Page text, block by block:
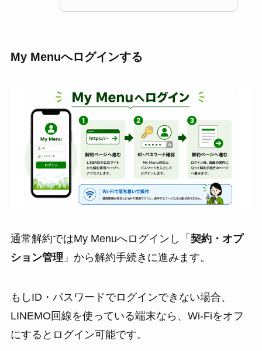
My Menuへログインする
通常解約ではMy Menuへログインし「 契約・オプ
ション管理 」から解約手続きに進みます。
もしID・パスワードでログインできない場合、
LINEMO回線を使っている端末なら、Wi-Fiをオフ
にするとログイン可能です。